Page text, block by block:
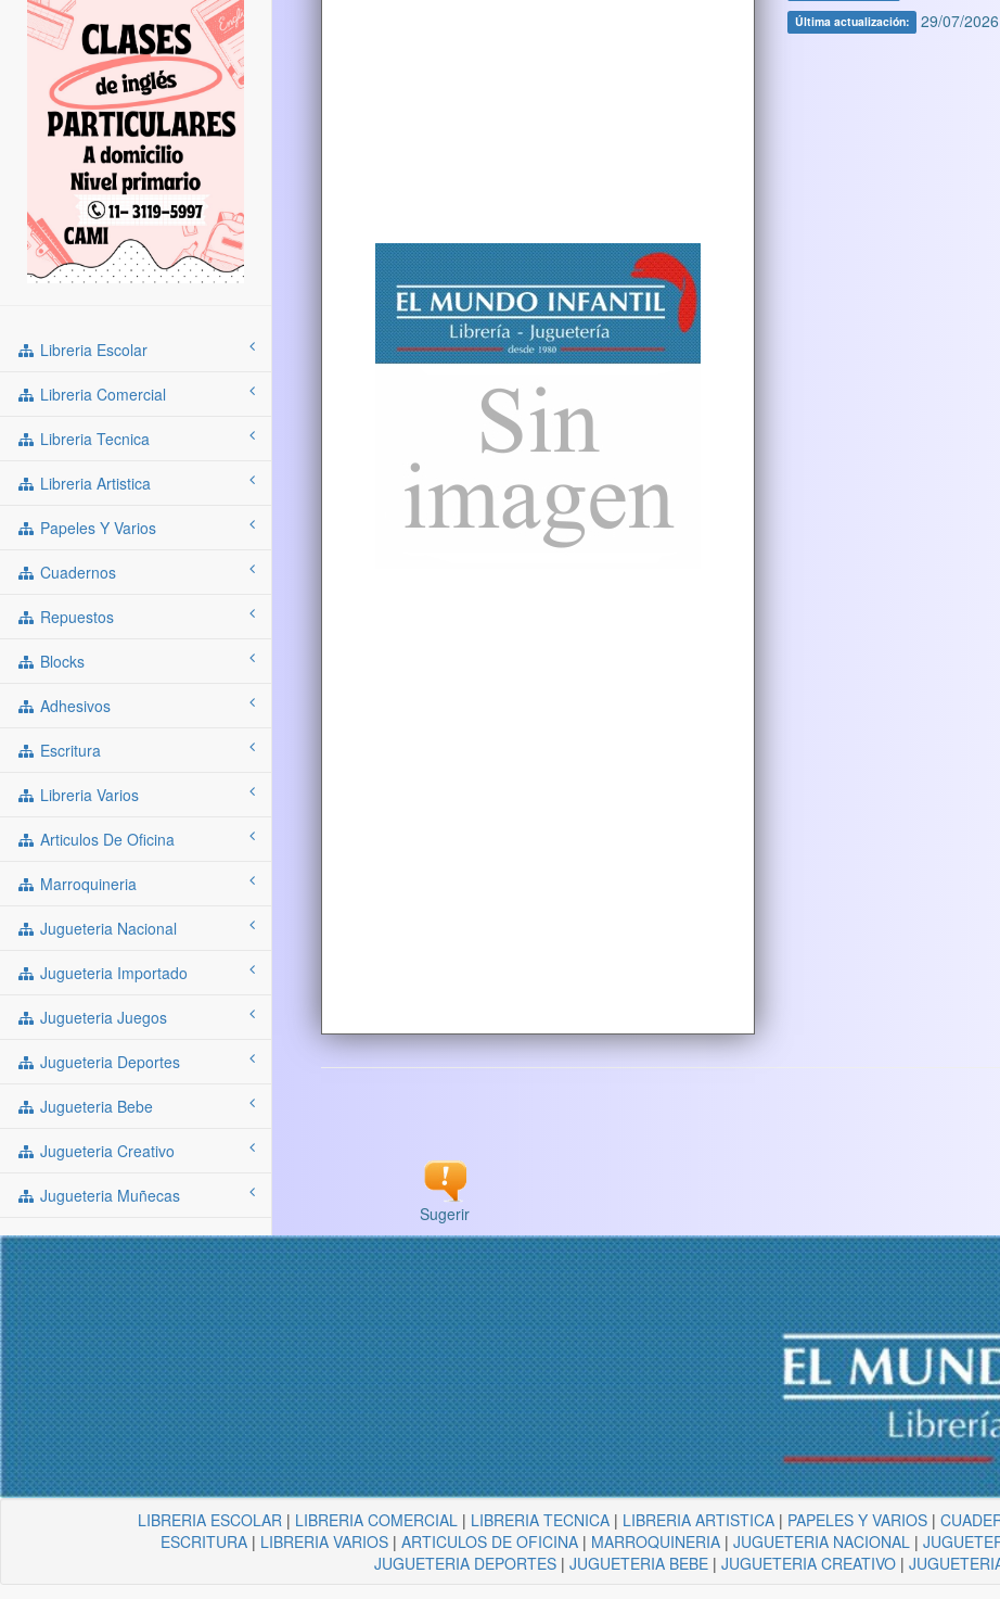
Libreria Escolar
Libreria Comercial
Libreria Tecnica
Libreria Artistica
Papeles Y Varios
Cuadernos
Repuestos
Blocks
Adhesivos
Escritura
Libreria Varios
Articulos De Oficina
Marroquineria
Jugueteria Nacional
Jugueteria Importado
Jugueteria Juegos
Jugueteria Deportes
Jugueteria Bebe
Jugueteria Creativo
Jugueteria Muñecas
Última actualización: 29/07/
Sugerir
LIBRERIA ESCOLAR | LIBRERIA COMERCIAL | LIBRERIA TECNICA | LIBRERIA ARTISTICA | PAPELES Y VARIOS |
ESCRITURA| LIBRERIA VARIOS| ARTICULOS DE OFICINA| MARROQUINERIA| JUGUETERIA NACIONAL |
JUGUETERIA DEPORTES| JUGUETERIA BEBE| JUGUETERIA CREATIVO|